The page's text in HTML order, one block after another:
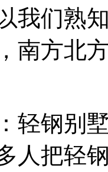
我们熟
南方北
轻钢别
人把轻